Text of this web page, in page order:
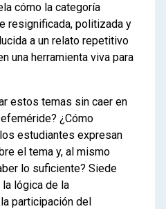
cómo la categoría
resignificada, politizada y
a un relato repetitivo
una herramienta viva para
estos temas sin caer en
¿Cómo
estudiantes expresan
el tema y, al mismo
lo suficiente? Siede
lógica de la
participación del